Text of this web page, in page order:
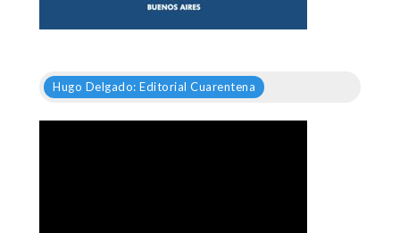
Hugo Delgado: Editorial Cuarentena